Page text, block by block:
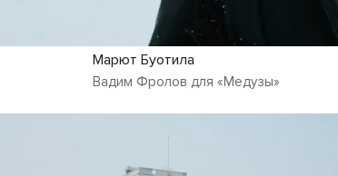
Марют Буотила
Вадим Фролов для «Медузы»